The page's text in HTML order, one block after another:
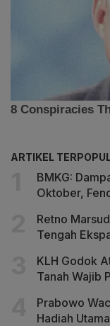
ARTIKEL
BMKG:
Oktober,
Retno
Tengah
KLH Godok
Tanah Wajib
Prabowo
Hadiah